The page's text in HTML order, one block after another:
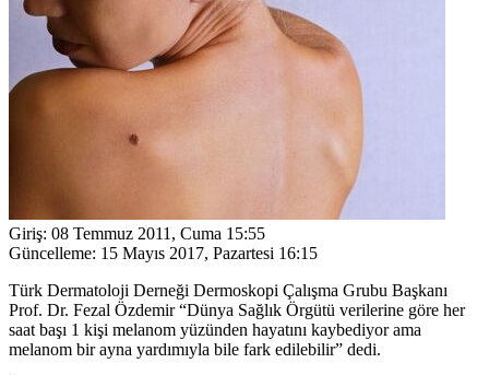
Giriş: 08 Temmuz 2011, Cuma 15:55
Güncelleme: 15 Mayıs 2017, Pazartesi 16:15
Türk Dermatoloji Derneği Dermoskopi Çalışma Grubu Başkanı
Prof. Dr. Fezal Özdemir “Dünya Sağlık Örgütü verilerine göre her
saat başı 1 kişi melanom yüzünden hayatını kaybediyor ama
melanom bir ayna yardımıyla bile fark edilebilir” dedi.